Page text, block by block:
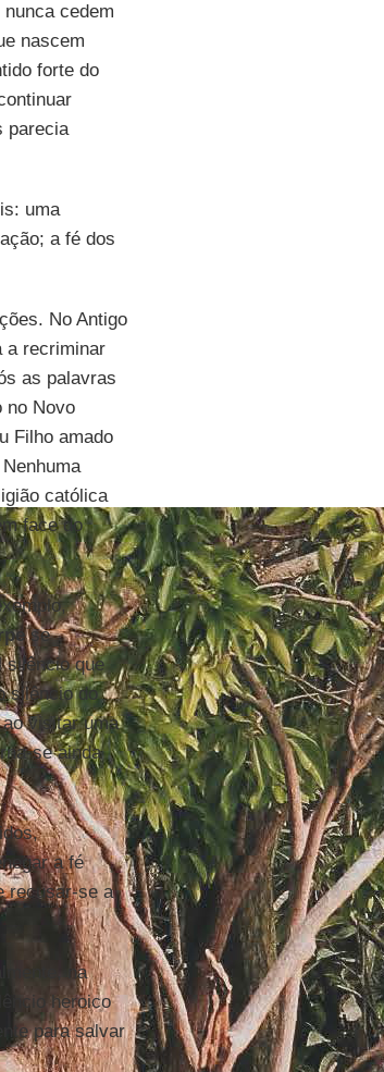
cedem
nascem
forte do
parecia
uma
a fé dos
No Antigo
a recriminar
as palavras
no Novo
Filho amado
católica
face do
se
silêncio que
silêncio do
visitar uma
se ainda
a fé
recusar-se a
na
heroico
para salvar